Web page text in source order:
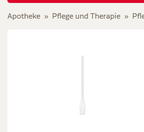
Apotheke Pflege und Therapie